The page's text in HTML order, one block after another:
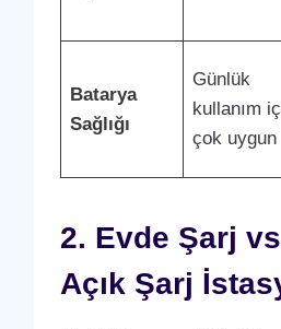
Batarya
Sağlığı
Günlük
kullanım
çok uygun
2. Evde Şarj
Açık Şarj